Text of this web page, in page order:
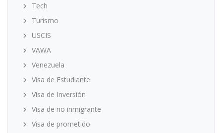
Tech
Turismo
USCIS
VAWA
Venezuela
Visa de Estudiante
Visa de Inversión
Visa de no inmigrante
Visa de prometido